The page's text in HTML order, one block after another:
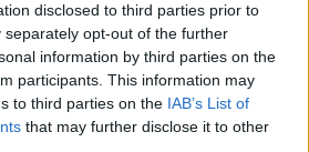
disclosed to third parties prior to
separately opt-out of the further
information by third parties on the
participants. This information may
to third parties on the IAB’s List of
that may further disclose it to other
Στον Άγιο Νεκτάριο με τον
γιο τους – «Σήμερα πήραμε
μας»